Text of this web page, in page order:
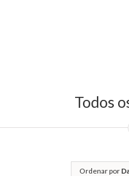
Todos
Ordenar por